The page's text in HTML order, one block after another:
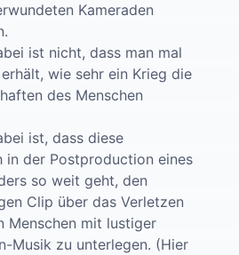
Kameraden
ist nicht, dass man mal
wie sehr ein Krieg die
des Menschen
ist, dass diese
in der Postproduction eines
so weit geht, den
Clip über das Verletzen
Menschen mit lustiger
Musik zu unterlegen. (Hier